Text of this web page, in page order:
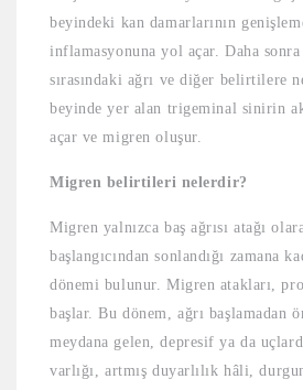
beyindeki kan damarlarının
inflamasyonuna yol açar. Daha
sırasındaki ağrı ve diğer belirtilere
beyinde yer alan trigeminal sinirin
açar ve migren oluşur.
Migren belirtileri nelerdir?
Migren yalnızca baş ağrısı atağı
başlangıcından sonlandığı zamana
dönemi bulunur. Migren atakları,
başlar. Bu dönem, ağrı başlamadan
meydana gelen, depresif ya da
varlığı, artmış duyarlılık hâli,